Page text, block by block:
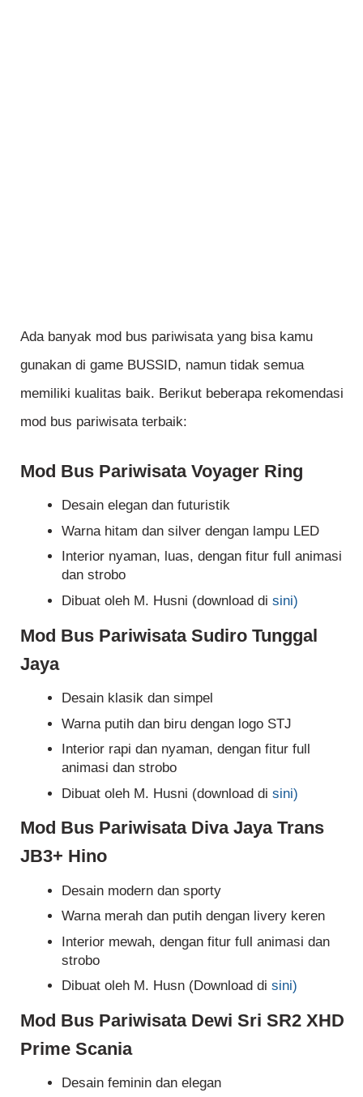
Ada banyak mod bus pariwisata yang bisa kamu
gunakan di game BUSSID, namun tidak semua
memiliki kualitas baik. Berikut beberapa rekomendasi
mod bus pariwisata terbaik:
Mod Bus Pariwisata Voyager Ring
Desain elegan dan futuristik
Warna hitam dan silver dengan lampu LED
Interior nyaman, luas, dengan fitur full animasi
dan strobo
Dibuat oleh M. Husni (download di sini)
Mod Bus Pariwisata Sudiro Tunggal
Jaya
Desain klasik dan simpel
Warna putih dan biru dengan logo STJ
Interior rapi dan nyaman, dengan fitur full
animasi dan strobo
Dibuat oleh M. Husni (download di sini)
Mod Bus Pariwisata Diva Jaya Trans
JB3+ Hino
Desain modern dan sporty
Warna merah dan putih dengan livery keren
Interior mewah, dengan fitur full animasi dan
strobo
Dibuat oleh M. Husn (Download di sini)
Mod Bus Pariwisata Dewi Sri SR2 XHD
Prime Scania
Desain feminin dan elegan